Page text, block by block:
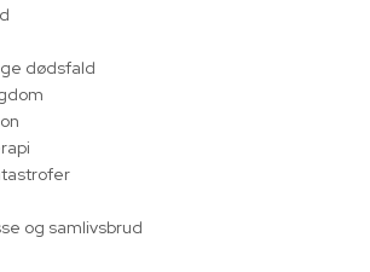
dødsfald
og samlivsbrud